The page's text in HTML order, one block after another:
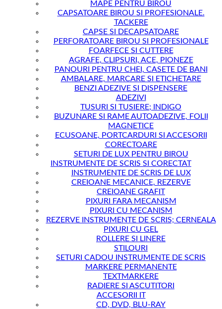
MAPE PENTRU BIROU
CAPSATOARE BIROU SI PROFESIONALE.
TACKERE
CAPSE SI DECAPSATOARE
PERFORATOARE BIROU SI PROFESIONALE
FOARFECE SI CUTTERE
AGRAFE, CLIPSURI, ACE, PIONEZE
PANOURI PENTRU CHEI, CASETE DE BANI
AMBALARE, MARCARE SI ETICHETARE
BENZI ADEZIVE SI DISPENSERE
ADEZIVI
TUSURI SI TUSIERE; INDIGO
BUZUNARE SI RAME AUTOADEZIVE, FOLII
MAGNETICE
ECUSOANE, PORTCARDURI SI ACCESORII
CORECTOARE
SETURI DE LUX PENTRU BIROU
INSTRUMENTE DE SCRIS SI CORECTAT
INSTRUMENTE DE SCRIS DE LUX
CREIOANE MECANICE, REZERVE
CREIOANE GRAFIT
PIXURI FARA MECANISM
PIXURI CU MECANISM
REZERVE INSTRUMENTE DE SCRIS; CERNEALA
PIXURI CU GEL
ROLLERE SI LINERE
STILOURI
SETURI CADOU INSTRUMENTE DE SCRIS
MARKERE PERMANENTE
TEXTMARKERE
RADIERE SI ASCUTITORI
ACCESORII IT
CD, DVD, BLU-RAY